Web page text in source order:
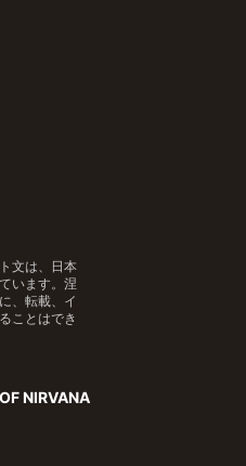
文は、日本
います。涅
、転載、イ
ことはでき
NIRVANA